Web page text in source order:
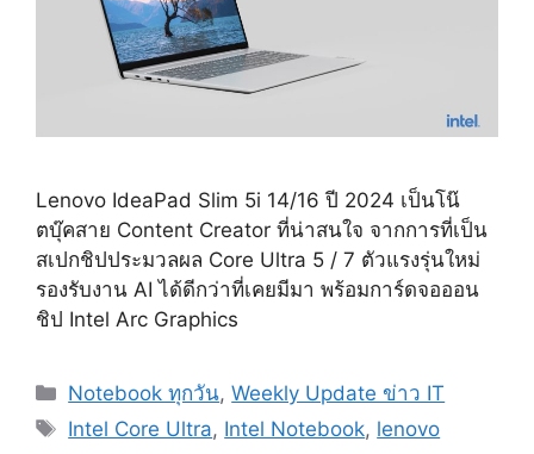
Lenovo IdeaPad Slim 5i 14/16 ปี 2024 เป็นโน๊
ตบุ๊คสาย Content Creator ที่น่าสนใจ จากการที่เป็น
สเปกชิปประมวลผล Core Ultra 5 / 7 ตัวแรงรุ่นใหม่
รองรับงาน AI ได้ดีกว่าที่เคยมีมา พร้อมการ์ดจอออน
ชิป Intel Arc Graphics
Categories
Notebook ทุกวัน,Weekly Update ข่าว IT
Tags
Intel Core Ultra, Intel Notebook, lenovo